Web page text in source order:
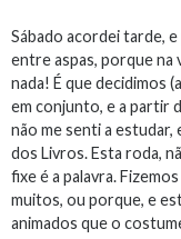
Sábado acordei tarde, e
entre aspas, porque
nada! É que decidimos
em conjunto, e a partir
não me senti a estudar,
dos Livros. Esta roda,
fixe é a palavra.
muitos, ou porque, e
animados que o